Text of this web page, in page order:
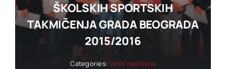
ŠKOLSKIH SPORTSKIH
TAKMIČENJA GRADA BEOGRADA
2015/2016
Categories:Vesti naslovna